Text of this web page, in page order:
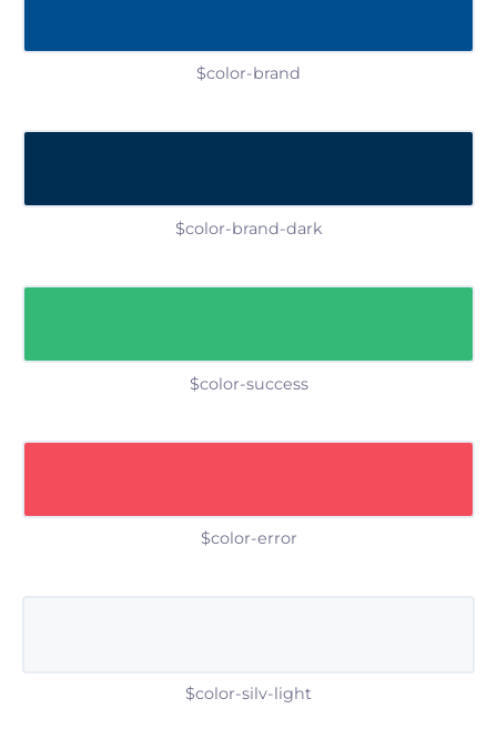
$color-brand
$color-brand-dark
$color-success
$color-error
$color-silv-light